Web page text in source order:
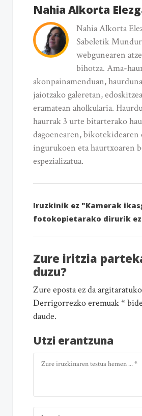
Nahia Alkorta
Nahia Alkorta
Sabeletik
webgunearen
bihotza. Ama-
akonpainamenduan,
jaiotzako galeretan,
eramatean aholkularia.
haurrak 3 urte bitarterako
dagoenearen, bikotekidearen
ingurukoen eta haurtxoaren
espezializatua.
Iruzkinik ez "Kamerak
fotokopietarako dirurik
Zure iritzia
duzu?
Zure eposta ez da
Derrigorrezko eremuak *
daude.
Utzi erantzuna